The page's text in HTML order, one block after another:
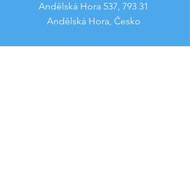
Andělská Hora 537, 793 31
Andělská Hora, Česko